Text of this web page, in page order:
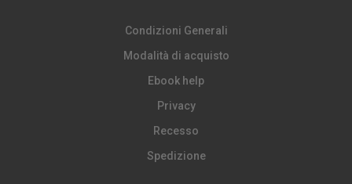
Condizioni Generali
Modalità di acquisto
Ebook help
Privacy
Recesso
Spedizione